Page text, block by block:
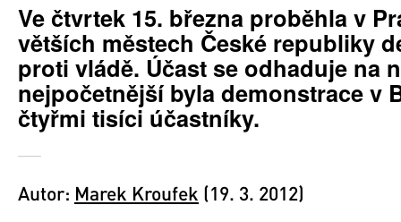
Ve čtvrtek 15. března proběhla v
větších městech České republiky
proti vládě. Účast se odhaduje na
nejpočetnější byla demonstrace v
čtyřmi tisíci účastníky.
Autor: Marek Kroufek (19. 3. 2012)